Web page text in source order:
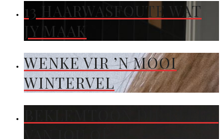
13 HAARWASFOUTE WAT
JY MAAK
WENKE VIR ’N MOOI
WINTERVEL